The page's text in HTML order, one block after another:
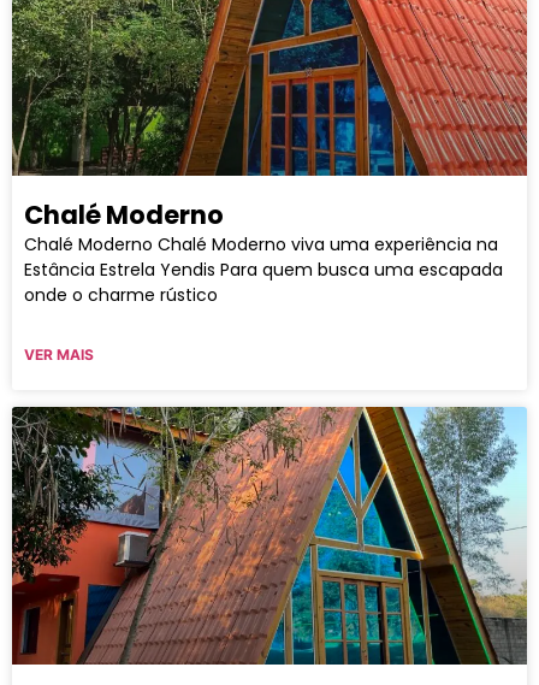
Chalé Moderno
Chalé Moderno Chalé Moderno viva uma experiência na
Estância Estrela Yendis Para quem busca uma escapada
onde o charme rústico
VER MAIS